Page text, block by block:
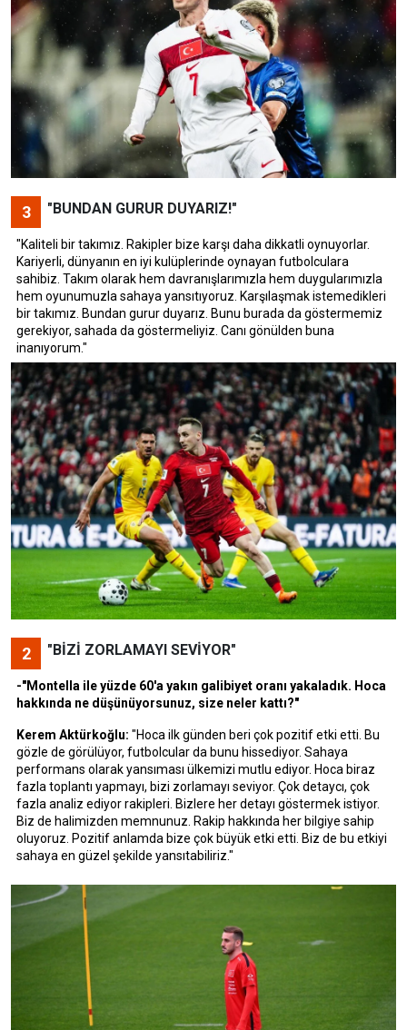
3 "BUNDAN GURUR DUYARIZ!"
"Kaliteli bir takımız. Rakipler bize karşı daha dikkatli oynuyorlar.
Kariyerli, dünyanın en iyi kulüplerinde oynayan futbolculara
sahibiz. Takım olarak hem davranışlarımızla hem duygularımızla
hem oyunumuzla sahaya yansıtıyoruz. Karşılaşmak istemedikleri
bir takımız. Bundan gurur duyarız. Bunu burada da göstermemiz
gerekiyor, sahada da göstermeliyiz. Canı gönülden buna
inanıyorum."
2 "BİZİ ZORLAMAYI SEVİYOR"
-"Montella ile yüzde 60'a yakın galibiyet oranı yakaladık. Hoca
hakkında ne düşünüyorsunuz, size neler kattı?"
Kerem Aktürkoğlu: "Hoca ilk günden beri çok pozitif etki etti. Bu
gözle de görülüyor, futbolcular da bunu hissediyor. Sahaya
performans olarak yansıması ülkemizi mutlu ediyor. Hoca biraz
fazla toplantı yapmayı, bizi zorlamayı seviyor. Çok detaycı, çok
fazla analiz ediyor rakipleri. Bizlere her detayı göstermek istiyor.
Biz de halimizden memnunuz. Rakip hakkında her bilgiye sahip
oluyoruz. Pozitif anlamda bize çok büyük etki etti. Biz de bu etkiyi
sahaya en güzel şekilde yansıtabiliriz."